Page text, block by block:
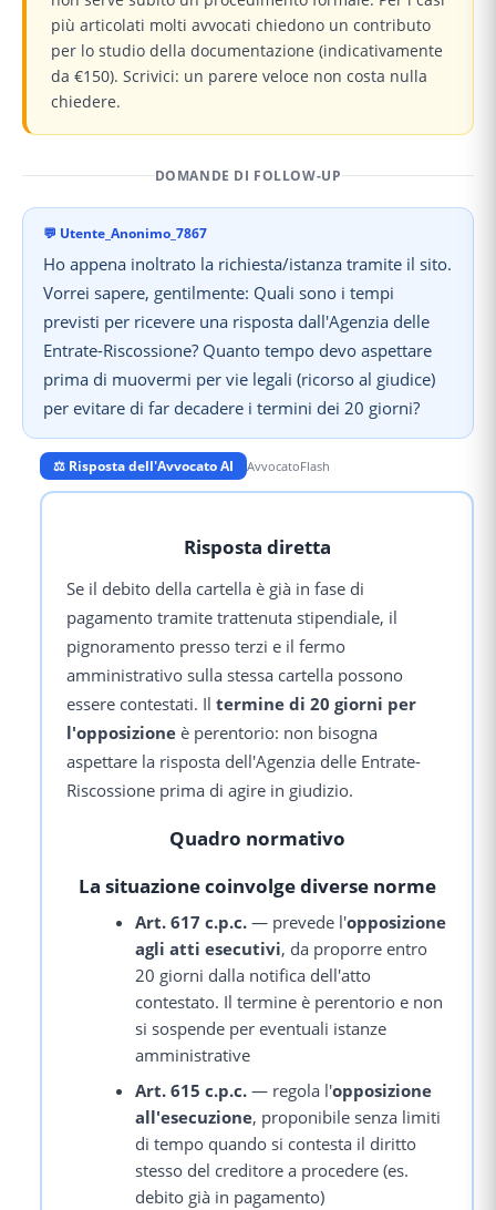
più articolati molti avvocati chiedono un contributo
per lo studio della documentazione (indicativamente
da €150). Scrivici: un parere veloce non costa nulla
chiedere.
DOMANDE DI FOLLOW-UP
💬 Utente_Anonimo_7867
Ho appena inoltrato la richiesta/istanza tramite il sito.
Vorrei sapere, gentilmente: Quali sono i tempi
previsti per ricevere una risposta dall'Agenzia delle
Entrate-Riscossione? Quanto tempo devo aspettare
prima di muovermi per vie legali (ricorso al giudice)
per evitare di far decadere i termini dei 20 giorni?
⚖️ Risposta dell'Avvocato AI AvvocatoFlash
Risposta diretta
Se il debito della cartella è già in fase di
pagamento tramite trattenuta stipendiale, il
pignoramento presso terzi e il fermo
amministrativo sulla stessa cartella possono
essere contestati. Il termine di 20 giorni per
l'opposizione è perentorio: non bisogna
aspettare la risposta dell'Agenzia delle Entrate-
Riscossione prima di agire in giudizio.
Quadro normativo
La situazione coinvolge diverse norme
Art. 617 c.p.c. — prevede l'opposizione
agli atti esecutivi, da proporre entro
20 giorni dalla notifica dell'atto
contestato. Il termine è perentorio e non
si sospende per eventuali istanze
amministrative
Art. 615 c.p.c. — regola l'opposizione
all'esecuzione, proponibile senza limiti
di tempo quando si contesta il diritto
stesso del creditore a procedere (es.
debito già in pagamento)